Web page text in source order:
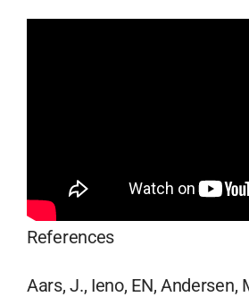
References
Aars, J., Ieno, EN, Andersen,